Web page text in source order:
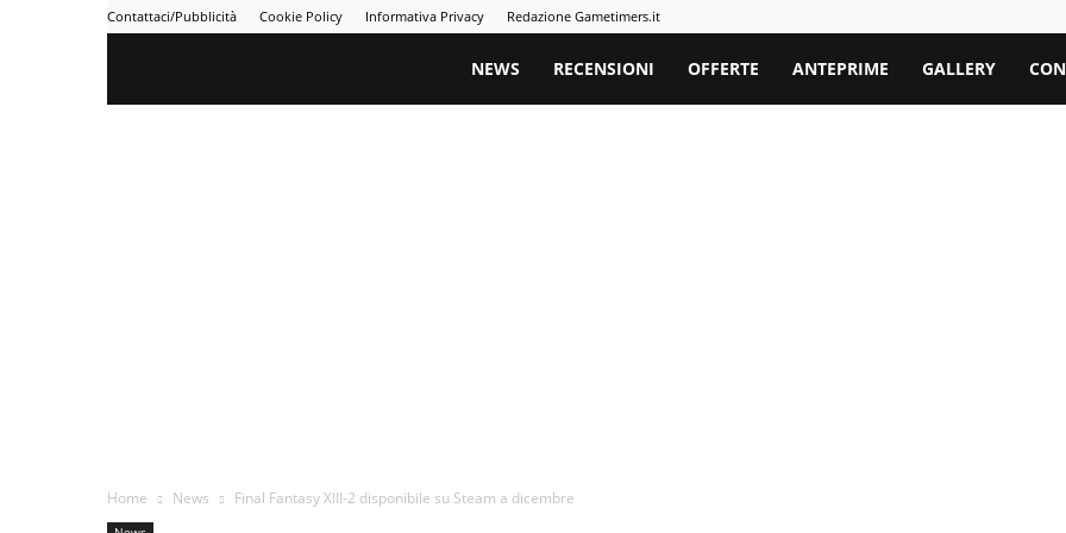
Contattaci/Pubblicità Cookie Policy Informativa Privacy Redazione Gametimers.it
Gametimers
NEWS RECENSIONI OFFERTE ANTEPRIME GALLERY
Home News Final Fantasy XIII-2 disponibile su Steam a dicembre